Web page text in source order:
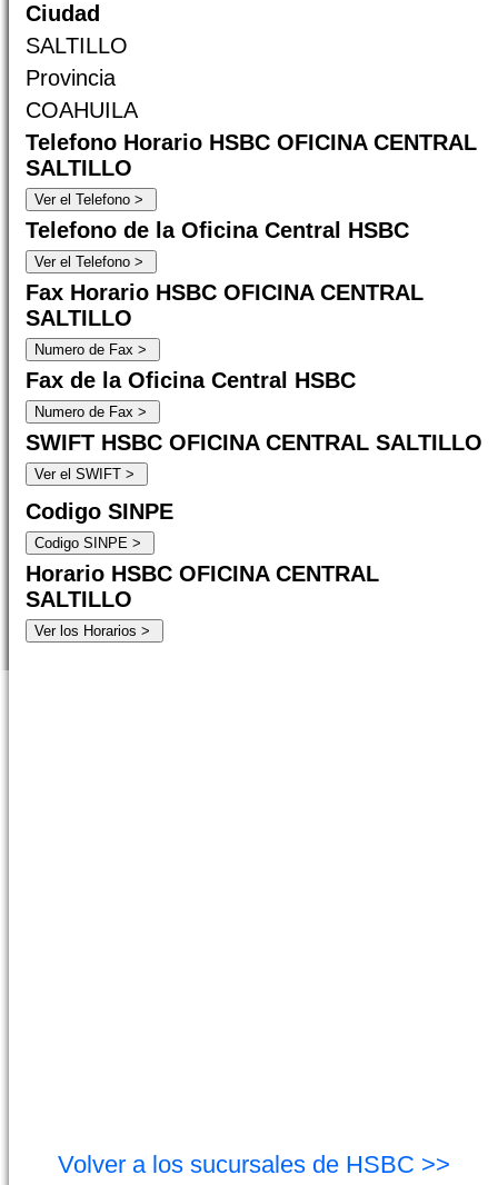
Ciudad
SALTILLO
Provincia
COAHUILA
Telefono Horario HSBC OFICINA CENTRAL
SALTILLO
Telefono de la Oficina Central HSBC
Fax Horario HSBC OFICINA CENTRAL
SALTILLO
Fax de la Oficina Central HSBC
SWIFT HSBC OFICINA CENTRAL SALTILLO
Codigo SINPE
Horario HSBC OFICINA CENTRAL
SALTILLO
Volver a los sucursales de HSBC >>